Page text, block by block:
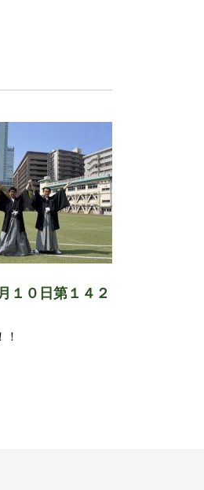
１０日第１４２